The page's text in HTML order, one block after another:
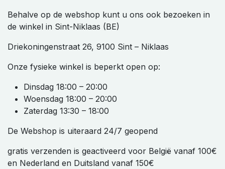
Behalve op de webshop kunt u ons ook bezoeken in
de winkel in Sint-Niklaas (BE)
Driekoningenstraat 26, 9100 Sint – Niklaas
Onze fysieke winkel is beperkt open op:
Dinsdag 18:00 – 20:00
Woensdag 18:00 – 20:00
Zaterdag 13:30 – 18:00
De Webshop is uiteraard 24/7 geopend
gratis verzenden is geactiveerd voor België vanaf 100€
en Nederland en Duitsland vanaf 150€